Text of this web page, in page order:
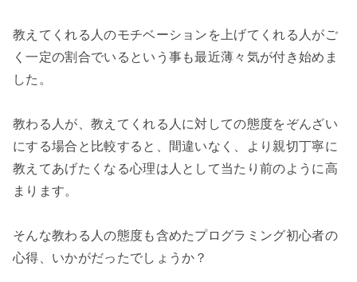
教えてくれる人のモチベーションを上げてくれる人がご
く一定の割合でいるという事も最近薄々気が付き始めま
した。
教わる人が、教えてくれる人に対しての態度をぞんざい
にする場合と比較すると、間違いなく、より親切丁寧に
教えてあげたくなる心理は人として当たり前のように高
まります。
そんな教わる人の態度も含めたプログラミング初心者の
心得、いかがだったでしょうか？